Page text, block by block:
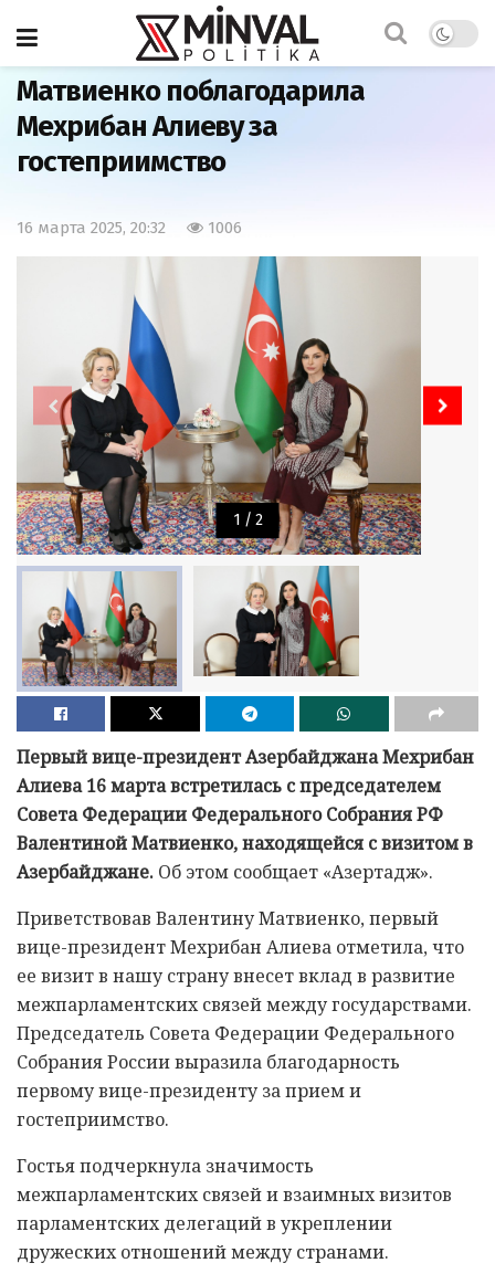
Главная
Матвиенко поблагодарила
Мехрибан Алиеву за
гостеприимство
16 марта 2025, 20:32 1006
1 / 2
Первый вице-президент Азербайджана Мехрибан
Алиева 16 марта встретилась с председателем
Совета Федерации Федерального Собрания РФ
Валентиной Матвиенко, находящейся с визитом в
Азербайджане. Об этом сообщает «Азертадж».
Приветствовав Валентину Матвиенко, первый
вице-президент Мехрибан Алиева отметила, что
ее визит в нашу страну внесет вклад в развитие
межпарламентских связей между государствами.
Председатель Совета Федерации Федерального
Собрания России выразила благодарность
первому вице-президенту за прием и
гостеприимство.
Гостья подчеркнула значимость
межпарламентских связей и взаимных визитов
парламентских делегаций в укреплении
дружеских отношений между странами.